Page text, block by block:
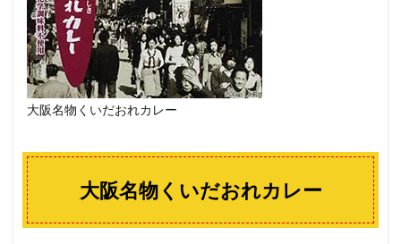
大阪名物くいだおれカレー
大阪名物くいだおれカレー